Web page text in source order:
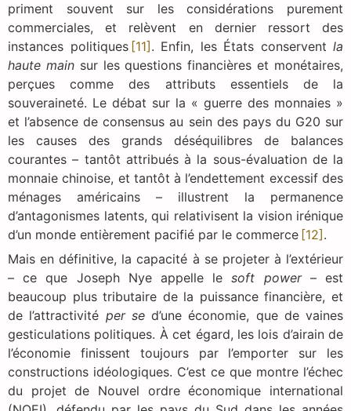
priment souvent sur les considérations purement
commerciales, et relèvent en dernier ressort des
instances politiques [11] . Enfin, les États conservent la
haute mainsur les questions financières et monétaires,
perçues comme des attributs essentiels de la
souveraineté. Le débat sur la « guerre des monnaies »
et l’absence de consensus au sein des pays du G20 sur
les causes des grands déséquilibres de balances
courantes – tantôt attribués à la sous-évaluation de la
monnaie chinoise, et tantôt à l’endettement excessif des
ménages américains – illustrent la permanence
d’antagonismes latents, qui relativisent la vision irénique
d’un monde entièrement pacifié par le commerce [12] .
Mais en définitive, la capacité à se projeter à l’extérieur
– ce que Joseph Nye appelle lesoft power– est
beaucoup plus tributaire de la puissance financière, et
de l’attractivité per sed’une économie, que de vaines
gesticulations politiques. À cet égard, les lois d’airain de
l’économie finissent toujours par l’emporter sur les
constructions idéologiques. C’est ce que montre l’échec
du projet de Nouvel ordre économique international